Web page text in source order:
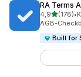
RA Terms
4,9von 5
(178)
178 •
AGB-
Built for